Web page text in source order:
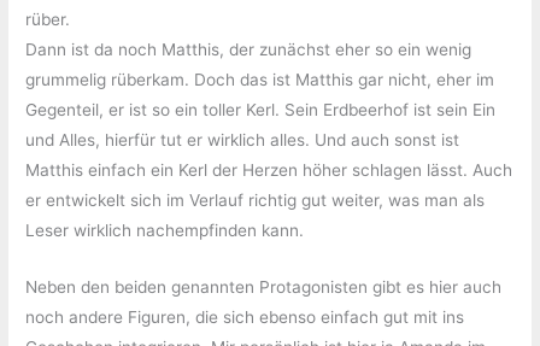
rüber.
Dann ist da noch Matthis, der zunächst eher so ein wenig
grummelig rüberkam. Doch das ist Matthis gar nicht, eher im
Gegenteil, er ist so ein toller Kerl. Sein Erdbeerhof ist sein Ein
und Alles, hierfür tut er wirklich alles. Und auch sonst ist
Matthis einfach ein Kerl der Herzen höher schlagen lässt. Auch
er entwickelt sich im Verlauf richtig gut weiter, was man als
Leser wirklich nachempfinden kann.
Neben den beiden genannten Protagonisten gibt es hier auch
noch andere Figuren, die sich ebenso einfach gut mit ins